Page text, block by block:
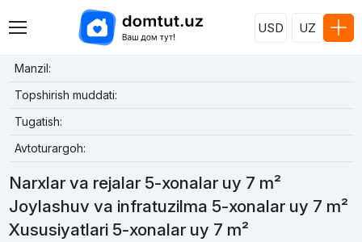
USD UZ
Manzil:
Topshirish muddati:
Tugatish:
Avtoturargoh:
Narxlar va rejalar 5-xonalar uy 7 m²
Joylashuv va infratuzilma 5-xonalar uy 7 m²
Xususiyatlari 5-xonalar uy 7 m²